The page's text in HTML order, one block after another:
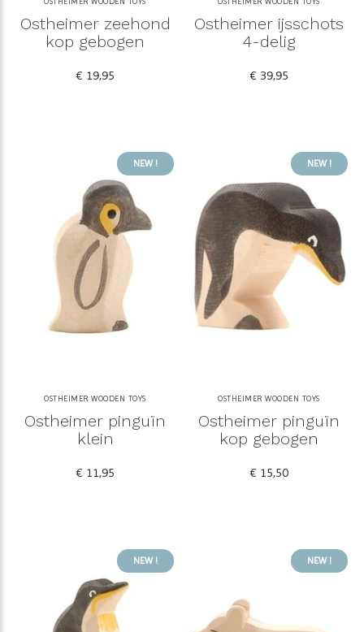
Ostheimer zeehond
kop gebogen
€ 19,95
Ostheimer ijsschots
4-delig
€ 39,95
NEW !
OSTHEIMER WOODEN TOYS
Ostheimer pinguïn
klein
€ 11,95
NEW !
OSTHEIMER WOODEN TOYS
Ostheimer pinguïn
kop gebogen
€ 15,50
NEW ! NEW !